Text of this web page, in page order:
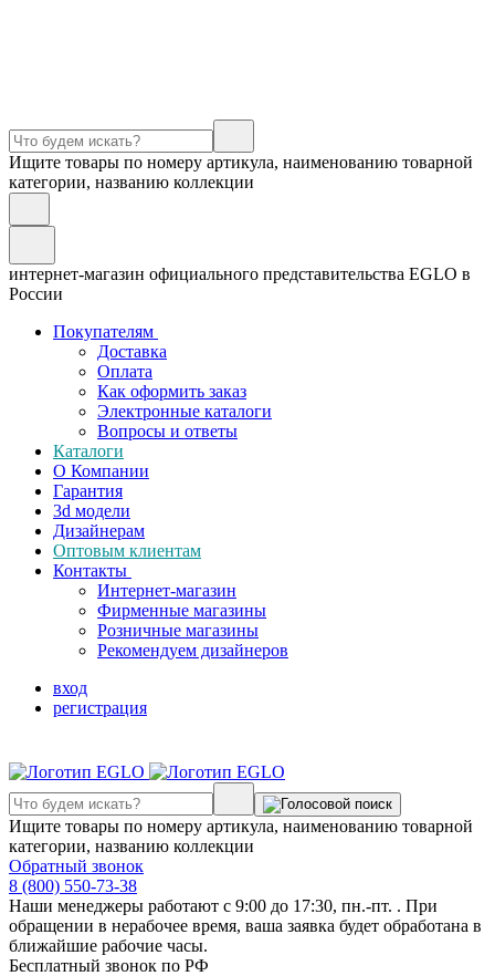
Ищите товары по номеру артикула, наименованию товарной
категории, названию коллекции
интернет-магазин официального представительства EGLO в
России
Покупателям
Доставка
Оплата
Как оформить заказ
Электронные каталоги
Вопросы и ответы
Каталоги
О Компании
Гарантия
3d модели
Дизайнерам
Оптовым клиентам
Контакты
Интернет-магазин
Фирменные магазины
Розничные магазины
Рекомендуем дизайнеров
вход
регистрация
Ищите товары по номеру артикула, наименованию товарной
категории, названию коллекции
Обратный звонок
8 (800) 550-73-38
Наши менеджеры работают с 9:00 до 17:30, пн.-пт. . При
обращении в нерабочее время, ваша заявка будет обработана в
ближайшие рабочие часы.
Бесплатный звонок по РФ